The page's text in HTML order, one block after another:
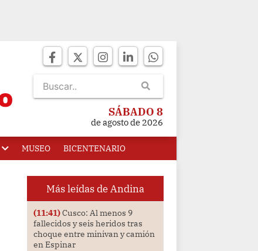
SÁBADO 8
de agosto de 2026
MUSEO BICENTENARIO
Más leídas de Andina
(11:41)Cusco: Al menos 9
fallecidos y seis heridos tras
choque entre minivan y camión
en Espinar